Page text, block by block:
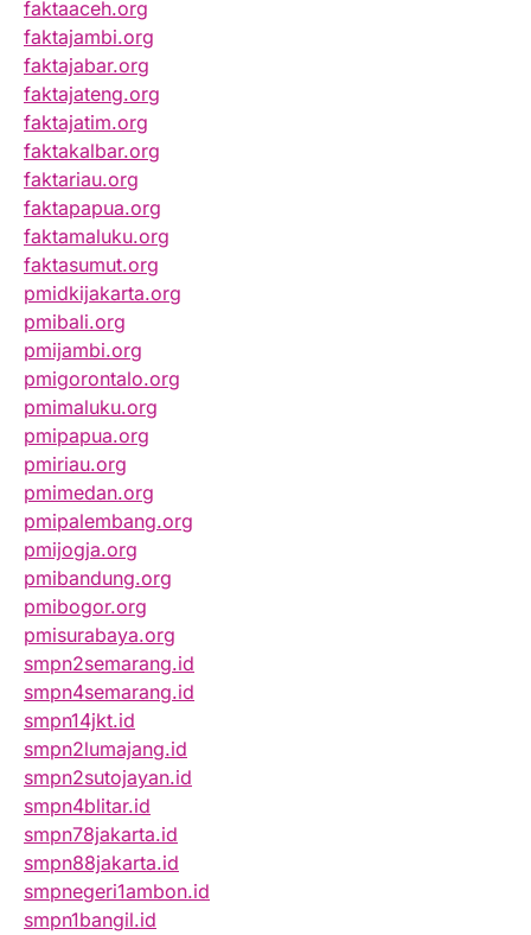
faktaaceh.org
faktajambi.org
faktajabar.org
faktajateng.org
faktajatim.org
faktakalbar.org
faktariau.org
faktapapua.org
faktamaluku.org
faktasumut.org
pmidkijakarta.org
pmibali.org
pmijambi.org
pmigorontalo.org
pmimaluku.org
pmipapua.org
pmiriau.org
pmimedan.org
pmipalembang.org
pmijogja.org
pmibandung.org
pmibogor.org
pmisurabaya.org
smpn2semarang.id
smpn4semarang.id
smpn14jkt.id
smpn2lumajang.id
smpn2sutojayan.id
smpn4blitar.id
smpn78jakarta.id
smpn88jakarta.id
smpnegeri1ambon.id
smpn1bangil.id